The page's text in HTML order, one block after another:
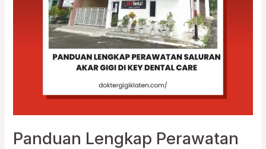
Panduan Lengkap Perawatan